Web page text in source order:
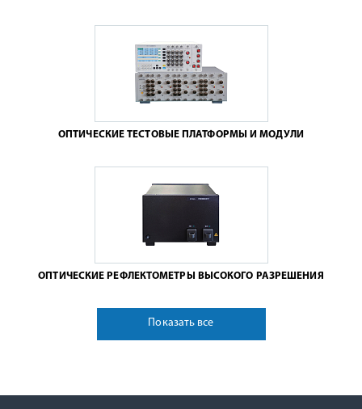
ОПТИЧЕСКИЕ ТЕСТОВЫЕ ПЛАТФОРМЫ И МОДУЛИ
ОПТИЧЕСКИЕ РЕФЛЕКТОМЕТРЫ ВЫСОКОГО РАЗРЕШЕНИЯ
Показать все